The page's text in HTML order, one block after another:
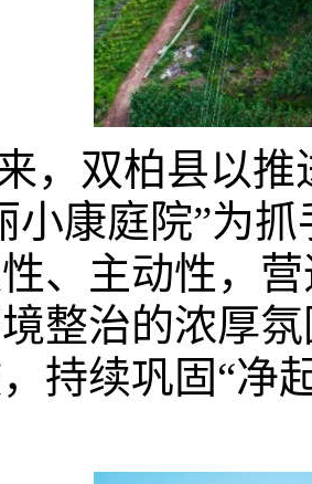
，双柏县以推
小康庭院”为
、主动性，
整治的浓厚
持续巩固“净